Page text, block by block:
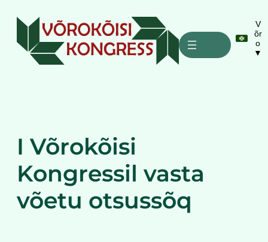
sisu
V
õr
o
▼
I Võrokõisi
Kongressil vasta
võetu otsussõq